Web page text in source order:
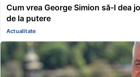
Cum vrea George Simion să-l dea
de la putere
Actualitate